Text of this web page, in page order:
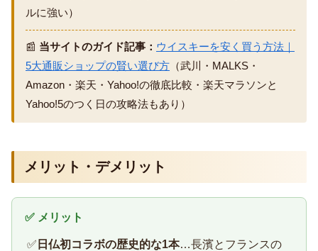
ルに強い）
📰 当サイトのガイド記事： ウイスキーを安く買う方法｜
5大通販ショップの賢い選び方 （武川・MALKS・
Amazon・楽天・Yahoo!の徹底比較・楽天マラソンと
Yahoo!5のつく日の攻略法もあり）
メリット・デメリット
✅ メリット
✅ 日仏初コラボの歴史的な1本…長濱とフランスの